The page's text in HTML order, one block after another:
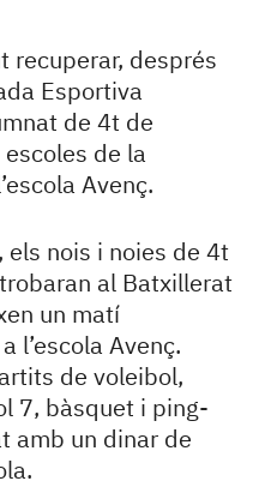
recuperar, després
Esportiva
de 4t de
de la
Avenç.
nois i noies de 4t
al Batxillerat
un matí
l’escola Avenç.
de voleibol,
7, bàsquet i ping-
amb un dinar de